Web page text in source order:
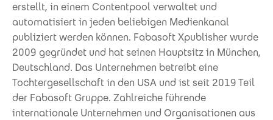
erstellt, in einem Contentpool verwaltet und
automatisiert in jeden beliebigen Medienkanal
publiziert werden können. Fabasoft Xpublisher wurde
2009 gegründet und hat seinen Hauptsitz in München,
Deutschland. Das Unternehmen betreibt eine
Tochtergesellschaft in den USA und ist seit 2019 Teil
der Fabasoft Gruppe. Zahlreiche führende
internationale Unternehmen und Organisationen aus